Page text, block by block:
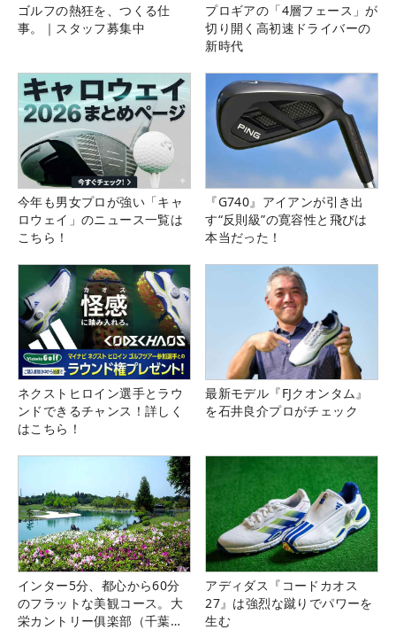
ゴルフの熱狂を、つくる仕
事。｜スタッフ募集中
プロギアの「4層フェース」が
切り開く高初速ドライバーの
新時代
今年も男女プロが強い「キャ
ロウェイ」のニュース一覧は
こちら！
『G740』アイアンが引き出
す“反則級”の寛容性と飛びは
本当だった！
ネクストヒロイン選手とラウ
ンドできるチャンス！詳しく
はこちら！
最新モデル『FJクオンタム』
を石井良介プロがチェック
インター5分、都心から60分
のフラットな美観コース。大
栄カントリー俱楽部（千葉
アディダス『コードカオス
27』は強烈な蹴りでパワーを
生む